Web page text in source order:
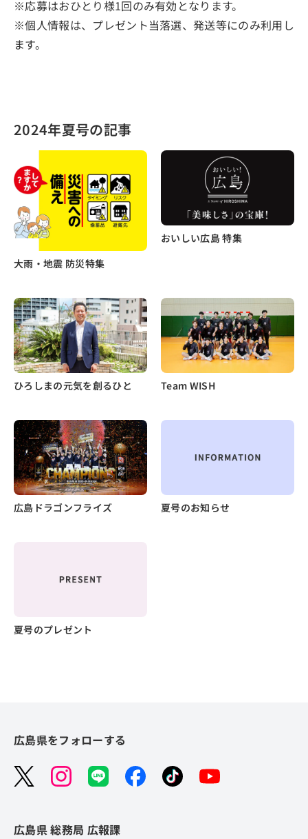
※応募はおひとり様1回のみ有効となります。
※個人情報は、プレゼント当落選、発送等にのみ利用し
ます。
2024年夏号の記事
大雨・地震 防災特集
おいしい広島 特集
ひろしまの元気を創るひと Team WISH
広島ドラゴンフライズ 夏号のお知らせ
夏号のプレゼント
広島県をフォローする
広島県 総務局 広報課